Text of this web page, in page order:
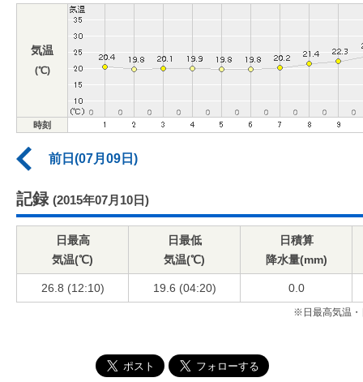
気温
(℃)
時刻
前日(07月09日)
記録 (2015年07月10日)
日最高
気温(℃)
日最低
気温(℃)
日積算
降水量(mm)
26.8 (12:10) 19.6 (04:20) 0.0
※日最高気温・